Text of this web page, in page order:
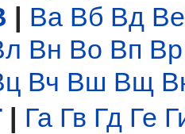
| Ва Вб Вд Ве
Вн Во Вп Вр
Вч Вш Вщ
| Га Гв Гд Ге